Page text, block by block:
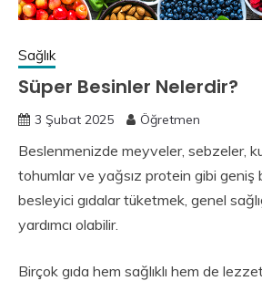
Sağlık
Süper Besinler Nelerdir?
3 Şubat 2025 Öğretmen
Beslenmenizde meyveler, sebzeler,
tohumlar ve yağsız protein gibi geniş
besleyici gıdalar tüketmek, genel
yardımcı olabilir.
Birçok gıda hem sağlıklı hem de